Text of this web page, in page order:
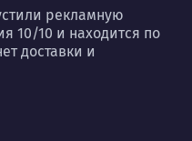
рекламную
10/10 и находится по
доставки и